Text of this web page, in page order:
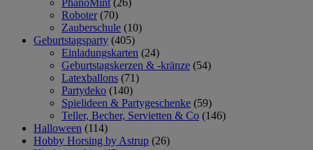
Roboter (70)
Zauberschule (10)
Geburtstagsparty (405)
Einladungskarten (24)
Geburtstagskerzen & -kränze (54)
Latexballons (71)
Partydeko (140)
Spielideen & Partygeschenke (59)
Teller, Becher, Servietten & Co (146)
Halloween (114)
Hobby Horsing by Astrup (26)